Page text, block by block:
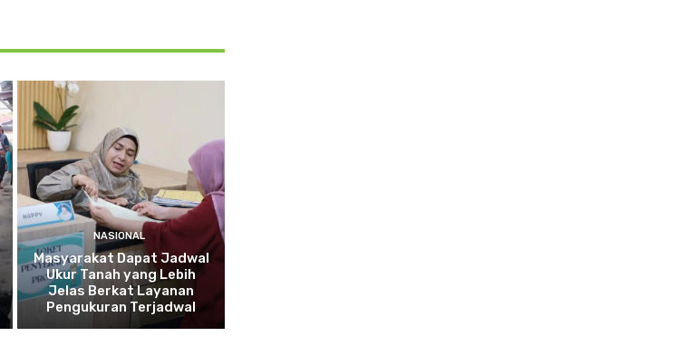
NASIONAL
Masyarakat Dapat Jadwal
Ukur Tanah yang Lebih
Jelas Berkat Layanan
Pengukuran Terjadwal